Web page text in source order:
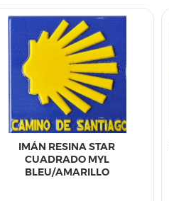
IMÁN RESINA STAR
CUADRADO MYL
BLEU/AMARILLO